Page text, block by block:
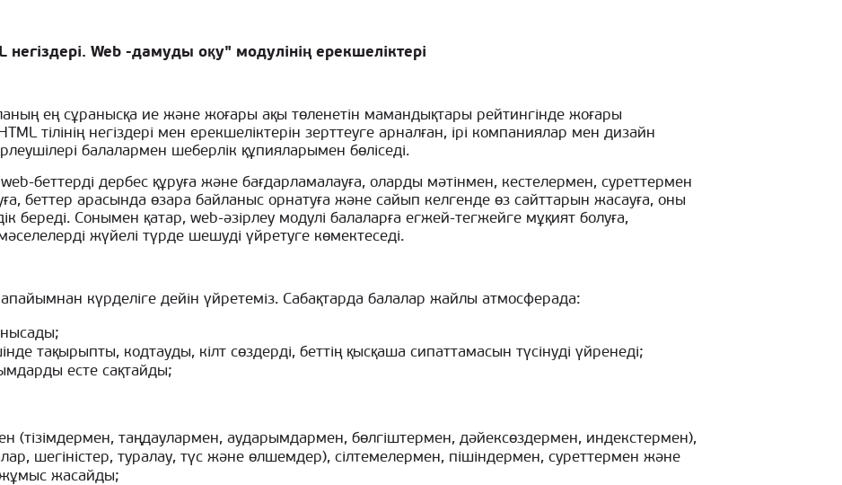
негіздері. Web -дамуды оқу" модулінің ерекшеліктері
ең сұранысқа ие және жоғары ақы төленетін мамандықтары рейтингінде жоғары
тілінің негіздері мен ерекшеліктерін зерттеуге арналған, ірі компаниялар мен дизайн
балалармен шеберлік құпияларымен бөліседі.
беттерді дербес құруға және бағдарламалауға, оларды мәтінмен, кестелермен, суреттермен
беттер арасында өзара байланыс орнатуға және сайып келгенде өз сайттарын жасауға, оны
береді. Сонымен қатар, web-әзірлеу модулі балаларға егжей-тегжейге мұқият болуға,
жүйелі түрде шешуді үйретуге көмектеседі.
күрделіге дейін үйретеміз. Сабақтарда балалар жайлы атмосферада:
тақырыпты, кодтауды, кілт сөздерді, беттің қысқаша сипаттамасын түсінуді үйренеді;
есте сақтайды;
(тізімдермен, таңдаулармен, аударымдармен, бөлгіштермен, дәйексөздермен, индекстермен),
шегіністер, туралау, түс және өлшемдер), сілтемелермен, пішіндермен, суреттермен және
жасайды;